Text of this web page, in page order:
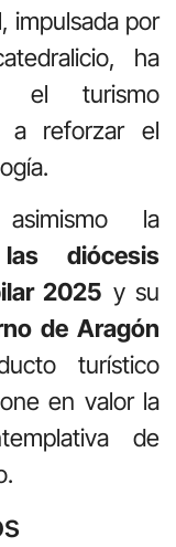
impulsada por
ha
el turismo
a reforzar el
la
diócesis
2025 y su
de Aragón
turístico
en valor la
de